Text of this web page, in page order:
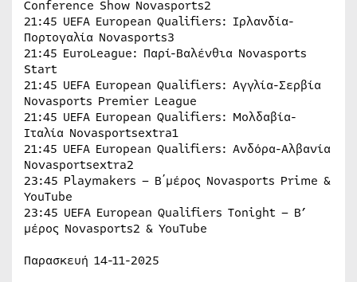
Conference Show Novasports2
21:45 UEFA European Qualifiers: Ιρλανδία-
Πορτογαλία Novasports3
21:45 EuroLeague: Παρί-Βαλένθια Novasports
Start
21:45 UEFA European Qualifiers: Αγγλία-Σερβία
Novasports Premier League
21:45 UEFA European Qualifiers: Μολδαβία-
Ιταλία Novasportsextra1
21:45 UEFA European Qualifiers: Ανδόρα-Αλβανία
Novasportsextra2
23:45 Playmakers – B΄μέρος Novasports Prime &
YouTube
23:45 UEFA European Qualifiers Tonight – B’
μέρος Novasports2 & YouTube
Παρασκευή 14-11-2025